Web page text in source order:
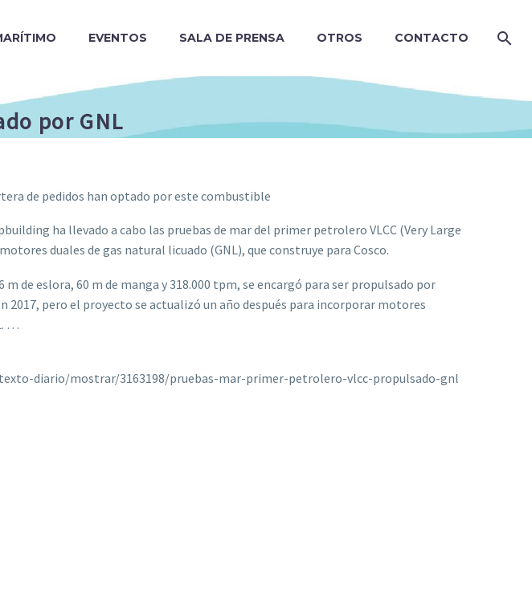
EVENTOS SALA DE PRENSA OTROS CONTACTO
por GNL
de pedidos han optado por este combustible
ha llevado a cabo las pruebas de mar del primer petrolero VLCC (Very Large
duales de gas natural licuado (GNL), que construye para Cosco.
m de eslora, 60 m de manga y 318.000 tpm, se encargó para ser propulsado por
2017, pero el proyecto se actualizó un año después para incorporar motores
…
diario/mostrar/3163198/pruebas-mar-primer-petrolero-vlcc-propulsado-gnl